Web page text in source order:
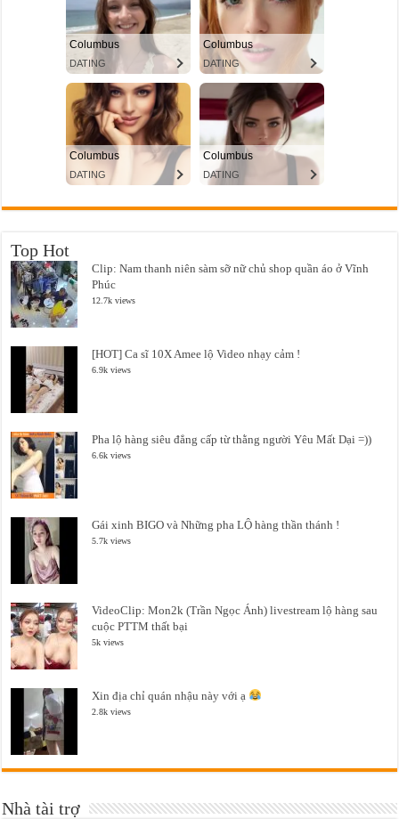
Top Hot
Clip: Nam thanh niên sàm sỡ nữ chủ shop quần áo ở Vĩnh
Phúc
12.7k views
[HOT] Ca sĩ 10X Amee lộ Video nhạy cảm !
6.9k views
Pha lộ hàng siêu đẳng cấp từ thằng người Yêu Mất Dại =))
6.6k views
Gái xinh BIGO và Những pha LỘ hàng thần thánh !
5.7k views
VideoClip: Mon2k (Trần Ngọc Ánh) livestream lộ hàng sau
cuộc PTTM thất bại
5k views
Xin địa chỉ quán nhậu này với ạ
2.8k views
Nhà tài trợ